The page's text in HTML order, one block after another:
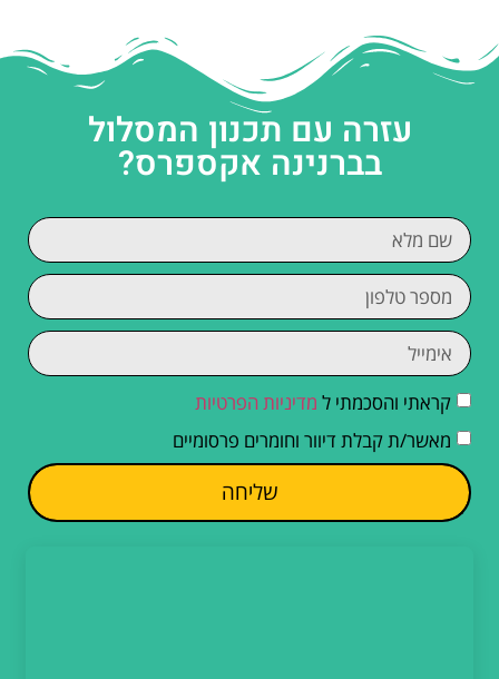
עזרה עם תכנון המסלול
בברנינה אקספרס?
קראתי והסכמתי ל מדיניות הפרטיות
מאשר/ת קבלת דיוור וחומרים פרסומיים
שליחה